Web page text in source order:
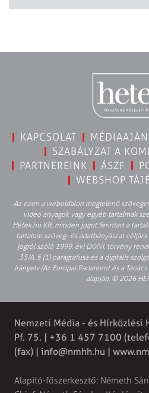
KAPCSOLAT
SZABÁLYZAT A
PARTNEREINK
ÁSZF
WEBSHOP
Az ezen a weboldalon megjelenő
video anyagok vagy egyéb tartalmak
Hetek.hu Kft. minden jogot fenntart a
tartalom szöveg- és adatbányászat
jogról szóló 1999. évi LXXVI. törvény
35/A. § (1) paragrafusa és a digitális
irányelv (Az Európai Parlament és a
alapján. © 2026
Nemzeti Média - és Hírközlési
Pf. 75. | +36 1 457 7100
(fax) | info@nmhh.hu |
Alapító-főszerkesztő: Németh